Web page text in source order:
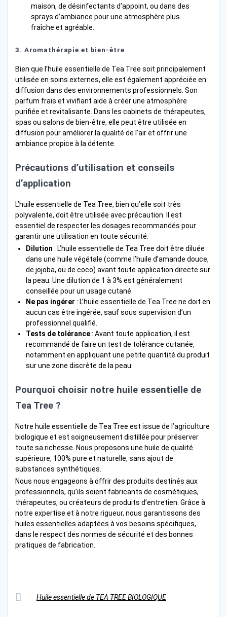
maison, de désinfectants d’appoint, ou dans des
sprays d’ambiance pour une atmosphère plus
fraîche et agréable.
3. Aromathérapie et bien-être
Bien que l’huile essentielle de Tea Tree soit principalement
utilisée en soins externes, elle est également appréciée en
diffusion dans des environnements professionnels. Son
parfum frais et vivifiant aide à créer une atmosphère
purifiée et revitalisante. Dans les cabinets de thérapeutes,
spas ou salons de bien-être, elle peut être utilisée en
diffusion pour améliorer la qualité de l’air et offrir une
ambiance propice à la détente.
Précautions d’utilisation et conseils
d’application
L’huile essentielle de Tea Tree, bien qu’elle soit très
polyvalente, doit être utilisée avec précaution. Il est
essentiel de respecter les dosages recommandés pour
garantir une utilisation en toute sécurité.
Dilution : L’huile essentielle de Tea Tree doit être diluée
dans une huile végétale (comme l’huile d’amande douce,
de jojoba, ou de coco) avant toute application directe sur
la peau. Une dilution de 1 à 3% est généralement
conseillée pour un usage cutané.
Ne pas ingérer : L’huile essentielle de Tea Tree ne doit en
aucun cas être ingérée, sauf sous supervision d’un
professionnel qualifié.
Tests de tolérance: Avant toute application, il est
recommandé de faire un test de tolérance cutanée,
notamment en appliquant une petite quantité du produit
sur une zone discrète de la peau.
Pourquoi choisir notre huile essentielle de
Tea Tree ?
Notre huile essentielle de Tea Tree est issue de l’agriculture
biologique et est soigneusement distillée pour préserver
toute sa richesse. Nous proposons une huile de qualité
supérieure, 100% pure et naturelle, sans ajout de
substances synthétiques.
Nous nous engageons à offrir des produits destinés aux
professionnels, qu’ils soient fabricants de cosmétiques,
thérapeutes, ou créateurs de produits d’entretien. Grâce à
notre expertise et à notre rigueur, nous garantissons des
huiles essentielles adaptées à vos besoins spécifiques,
dans le respect des normes de sécurité et des bonnes
pratiques de fabrication.
Huile essentielle de TEA TREE BIOLOGIQUE